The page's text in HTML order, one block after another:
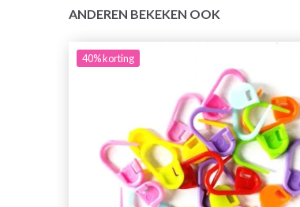
ANDEREN BEKEKEN OOK
40%korting